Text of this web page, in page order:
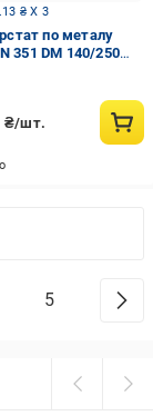
₴ X 3
по металу
351 DM 140/250
₴/шт.
5